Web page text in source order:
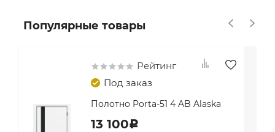
Популярные товары
Рейтинг
Под заказ
Полотно Porta-51 4 AB Alaska
13 100c